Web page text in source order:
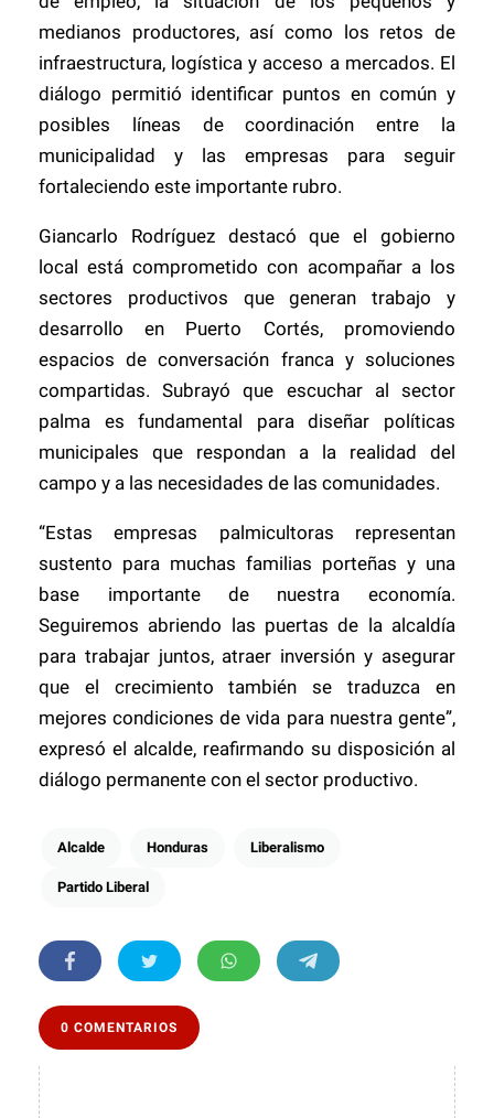
medianos productores, así como los retos de
infraestructura, logística y acceso a mercados. El
diálogo permitió identificar puntos en común y
posibles líneas de coordinación entre la
municipalidad y las empresas para seguir
fortaleciendo este importante rubro.
Giancarlo Rodríguez destacó que el gobierno
local está comprometido con acompañar a los
sectores productivos que generan trabajo y
desarrollo en Puerto Cortés, promoviendo
espacios de conversación franca y soluciones
compartidas. Subrayó que escuchar al sector
palma es fundamental para diseñar políticas
municipales que respondan a la realidad del
campo y a las necesidades de las comunidades.
“Estas empresas palmicultoras representan
sustento para muchas familias porteñas y una
base importante de nuestra economía.
Seguiremos abriendo las puertas de la alcaldía
para trabajar juntos, atraer inversión y asegurar
que el crecimiento también se traduzca en
mejores condiciones de vida para nuestra gente”,
expresó el alcalde, reafirmando su disposición al
diálogo permanente con el sector productivo.
Alcalde Honduras Liberalismo
Partido Liberal
0 COMENTARIOS